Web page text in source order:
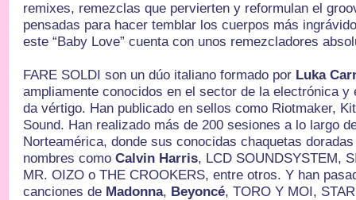
remixes, remezclas que pervierten y reformulan el
pensadas para hacer temblar los cuerpos más
este “Baby Love” cuenta con unos remezcladores
FARE SOLDI son un dúo italiano formado por Luka
ampliamente conocidos en el sector de la electrónica
da vértigo. Han publicado en sellos como Riotmaker,
Sound. Han realizado más de 200 sesiones a lo largo
Norteamérica, donde sus conocidas chaquetas
nombres comoCalvin Harris, LCD SOUNDSYSTEM,
MR. OIZO o THE CROOKERS, entre otros. Y han
canciones de Madonna, Beyoncé, TORO Y MOI,